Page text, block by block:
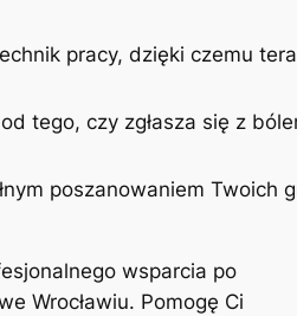
pracy, dzięki czemu
tego, czy zgłasza się z
poszanowaniem Twoich
wsparcia po
Wrocławiu. Pomogę Ci